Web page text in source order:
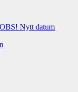
Nytt datum